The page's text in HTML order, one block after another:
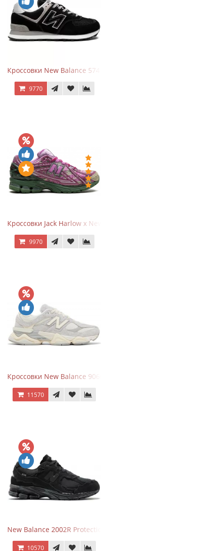
Кроссовки New Balance 574 Evergreen Black
9770
Кроссовки Jack Harlow x New Balance 1906r Kentucky Derby
9970
Кроссовки New Balance 9060 Quartz Grey
11570
New Balance 2002R Protection Phantom Black
10570